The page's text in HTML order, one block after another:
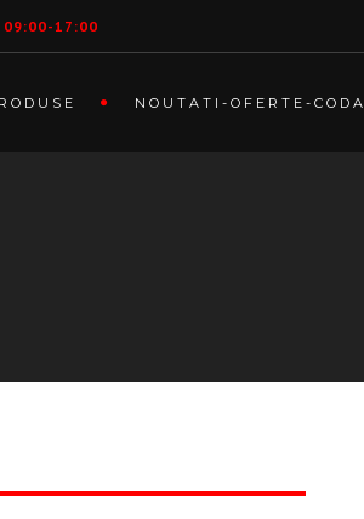
09:00-17:00
NOUTATI-OFERTE-CODA